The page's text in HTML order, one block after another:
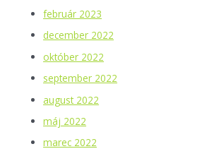
február 2023
december 2022
október 2022
september 2022
august 2022
máj 2022
marec 2022